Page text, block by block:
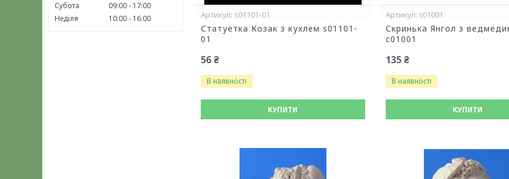
Субота
09:00
17:00
Неділя
10:00 16:00 s01101-01
Статуетка Козак з кухлем s01101-
01
56 ₴
В наявності
КУПИТИ
c01001
Скринька Янгол з
c01001
135 ₴
В наявності
КУПИТИ